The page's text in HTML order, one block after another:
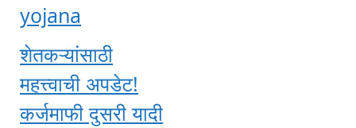
yojana
शेतकऱ्यांसाठी
महत्त्वाची अपडेट!
कर्जमाफी दुसरी यादी